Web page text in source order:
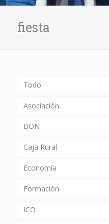
fiesta
Todo
Asociación
BON
Caja Rural
Economía
Formación
ICO